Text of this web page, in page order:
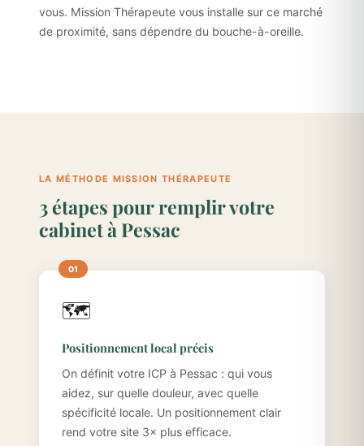
vous. Mission Thérapeute vous installe sur ce marché
de proximité, sans dépendre du bouche-à-oreille.
LA MÉTHODE MISSION THÉRAPEUTE
3 étapes pour remplir votre
cabinet à Pessac
🗺️
Positionnement local précis
On définit votre ICP à Pessac : qui vous
aidez, sur quelle douleur, avec quelle
spécificité locale. Un positionnement clair
rend votre site 3× plus efficace.